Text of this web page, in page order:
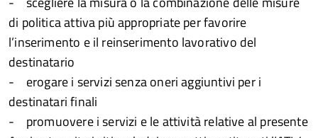
di politica attiva più appropriate per favorire
l’inserimento e il reinserimento lavorativo del
destinatario
- erogare i servizi senza oneri aggiuntivi per i
destinatari finali
- promuovere i servizi e le attività relative al presente